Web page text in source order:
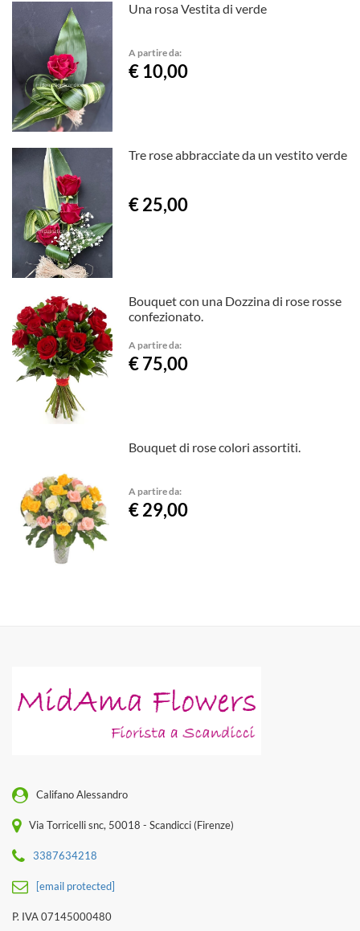
Una rosa Vestita di verde
A partire da:
€ 10,00
Tre rose abbracciate da un vestito verde
€ 25,00
Bouquet con una Dozzina di rose rosse
confezionato.
A partire da:
€ 75,00
Bouquet di rose colori assortiti.
A partire da:
€ 29,00
Califano Alessandro
Via Torricelli snc, 50018 - Scandicci (Firenze)
3387634218
[email protected]
P. IVA 07145000480